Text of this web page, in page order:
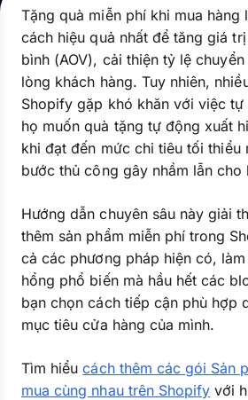
Tặng quà miễn phí khi mua hàng
cách hiệu quả nhất để tăng giá
bình (AOV), cải thiện tỷ lệ
lòng khách hàng. Tuy nhiên,
Shopify gặp khó khăn với việc
họ muốn quà tặng tự động xuất
khi đạt đến mức chi tiêu tối thiểu
bước thủ công gây nhầm lẫn cho
Hướng dẫn chuyên sâu này giải
thêm sản phẩm miễn phí trong
cả các phương pháp hiện có,
hổng phổ biến mà hầu hết các
bạn chọn cách tiếp cận phù hợp
mục tiêu cửa hàng của mình.
Tìm hiểucách thêm các gói Sản
mua cùng nhau trên Shopify với